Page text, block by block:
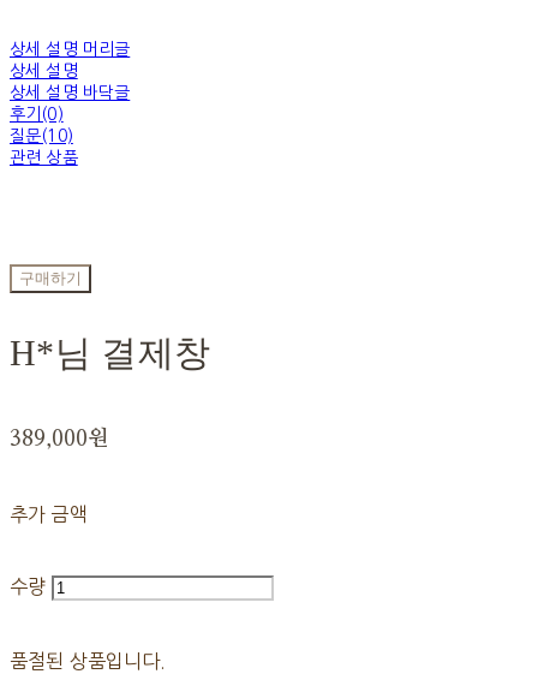
상세 설명 머리글
상세 설명
상세 설명 바닥글
후기(0)
질문(10)
관련 상품
구매하기
H*님 결제창
389,000원
추가 금액
수량
품절된 상품입니다.